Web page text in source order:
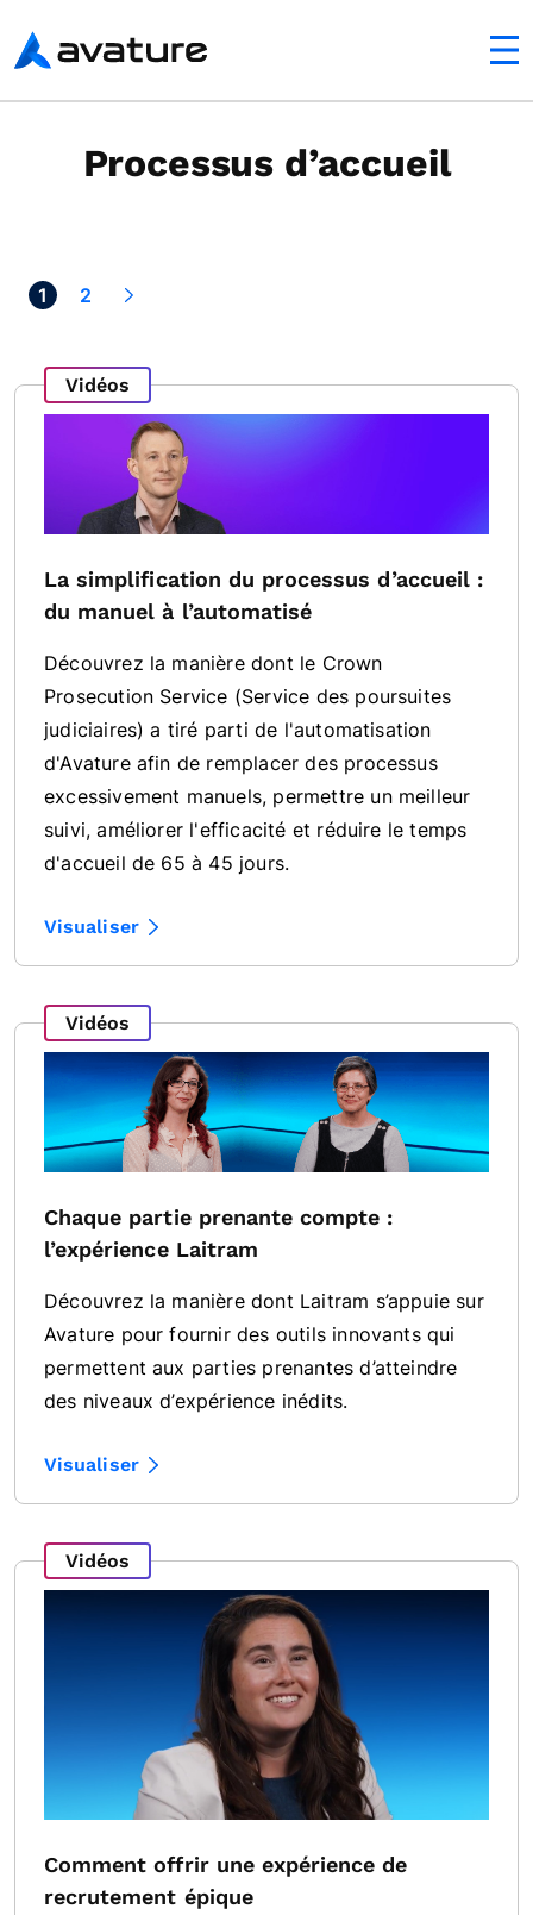
Avature
Processus d’accueil
1 2
>
Vidéos
La simplification du processus d’accueil :
du manuel à l’automatisé
Découvrez la manière dont le Crown
Prosecution Service (Service des poursuites
judiciaires) a tiré parti de l'automatisation
d'Avature afin de remplacer des processus
excessivement manuels, permettre un meilleur
suivi, améliorer l'efficacité et réduire le temps
d'accueil de 65 à 45 jours.
Visualiser
Vidéos
Chaque partie prenante compte :
l’expérience Laitram
Découvrez la manière dont Laitram s’appuie sur
Avature pour fournir des outils innovants qui
permettent aux parties prenantes d’atteindre
des niveaux d’expérience inédits.
Visualiser
Vidéos
Comment offrir une expérience de
recrutement épique